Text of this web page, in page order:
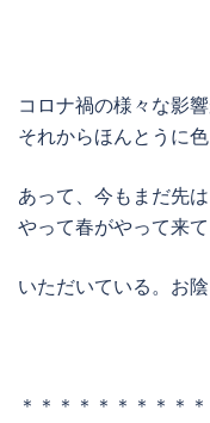
コロナ禍の様々な影
それからほんとうに
あって、今もまだ先
やって春がやって来
いただいている。お陰
＊＊＊＊＊＊＊＊＊